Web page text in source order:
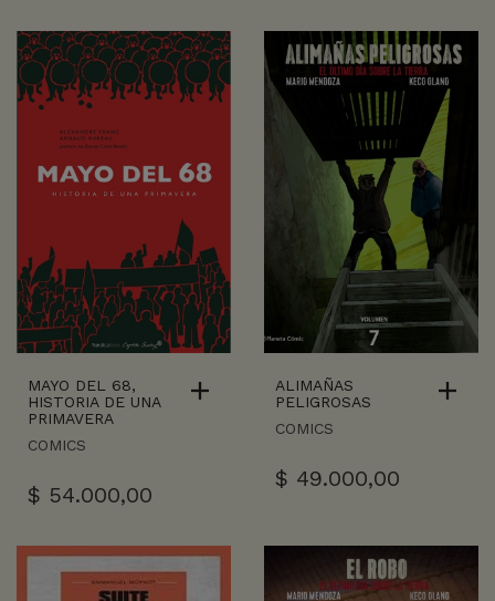
MAYO DEL 68,
HISTORIA DE UNA
PRIMAVERA
COMICS
$ 54.000,00
ALIMAÑAS
PELIGROSAS
COMICS
$ 49.000,00